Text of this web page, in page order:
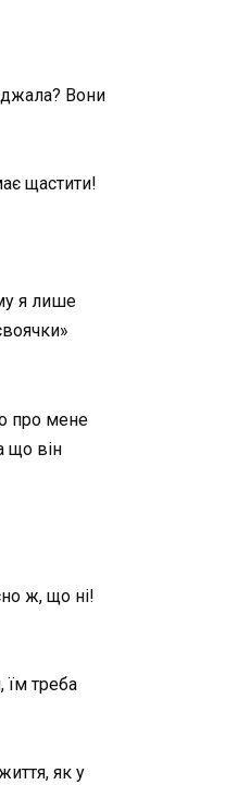
Вони
щастити!
я лише
про мене
що він
ж, що ні!
їм треба
як у